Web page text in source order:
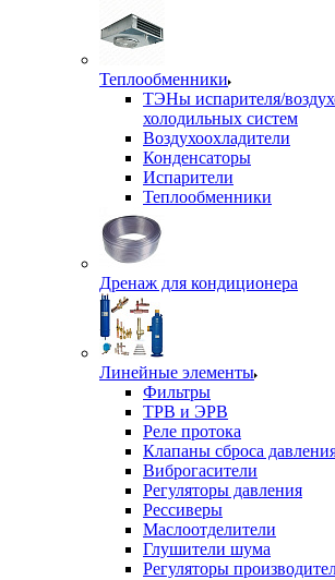
Теплообменники
ТЭНы испарителя/
холодильных систем
Воздухоохладители
Конденсаторы
Испарители
Теплообменники
Дренаж для кондиционера
Линейные элементы
Фильтры
ТРВ и ЭРВ
Реле протока
Клапаны сброса
Виброгасители
Регуляторы давления
Рессиверы
Маслоотделители
Глушители шума
Регуляторы